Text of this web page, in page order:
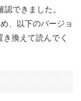
できました。
、以下のバージョ
換えて読んでく